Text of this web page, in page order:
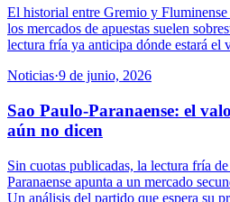
El historial entre Gremio y
los mercados de apuestas suelen
lectura fría ya anticipa dónde estará el
Noticias·9 de junio, 2026
Sao Paulo-Paranaense: el
aún no dicen
Sin cuotas publicadas, la lectura fría
Paranaense apunta a un mercado
Un análisis del partido que espera su